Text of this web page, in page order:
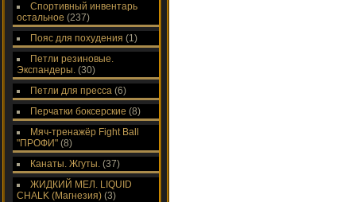
Спортивный инвентарь
остальное (237)
Пояс для похудения (1)
Петли резиновые.
Экспандеры. (30)
Петли для пресса (6)
Перчатки боксерские (8)
Мяч-тренажёр Fight Ball
"ПРОФИ" (8)
Канаты. Жгуты. (37)
ЖИДКИЙ МЕЛ. LIQUID
CHALK (Магнезия) (3)